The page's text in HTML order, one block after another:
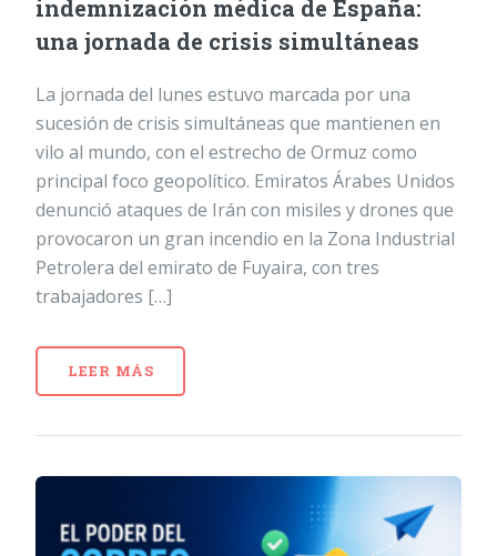
indemnización médica de España:
una jornada de crisis simultáneas
La jornada del lunes estuvo marcada por una
sucesión de crisis simultáneas que mantienen en
vilo al mundo, con el estrecho de Ormuz como
principal foco geopolítico. Emiratos Árabes Unidos
denunció ataques de Irán con misiles y drones que
provocaron un gran incendio en la Zona Industrial
Petrolera del emirato de Fuyaira, con tres
trabajadores […]
LEER MÁS